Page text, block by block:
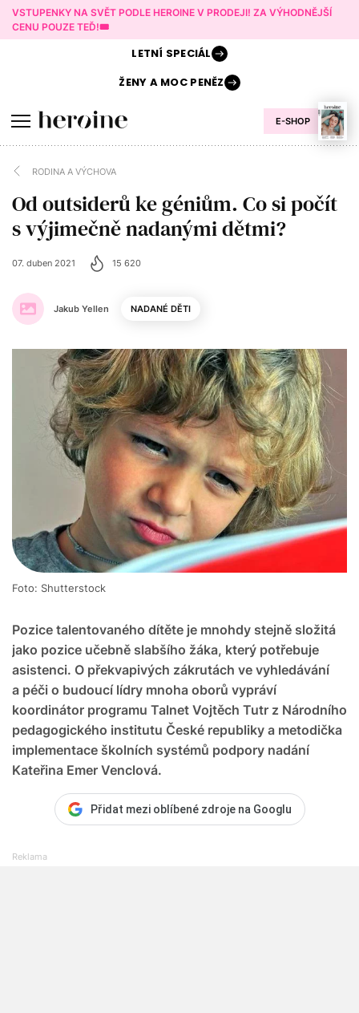
VSTUPENKY NA SVĚT PODLE HEROINE V PRODEJI! ZA VÝHODNĚJŠÍ
CENU POUZE TEĎ!🎟️
E-SHOP
LETNÍ SPECIÁL
ŽENY AMOC PENĚZ
RODINA A VÝCHOVA
Od outsiderů ke géniům. Co si počít
s výjimečně nadanými dětmi?
Jakub Yellen
07. duben 2021 15 620
NADANÉ DĚTI
Pozice talentovaného dítěte je mnohdy stejně složitá
jako pozice učebně slabšího žáka, který potřebuje
asistenci. O překvapivých zákrutách ve vyhledávání
a péči o budoucí lídry mnoha oborů vypráví
koordinátor programu Talnet Vojtěch Tutr z Národního
pedagogického institutu České republiky a metodička
implementace školních systémů podpory nadání
Kateřina Emer Venclová.
Foto: Shutterstock
Přidat mezi oblíbené zdroje na Googlu